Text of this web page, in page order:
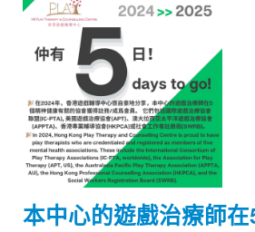
本中心的遊戲治療師